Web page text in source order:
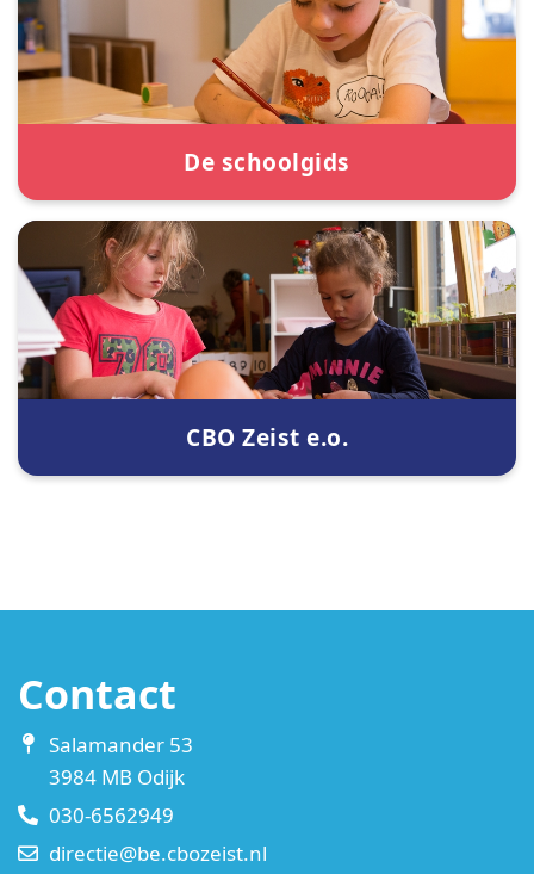
De schoolgids
CBO Zeist e.o.
Contact
Salamander 53
3984 MB Odijk
030-6562949
directie@be.cbozeist.nl